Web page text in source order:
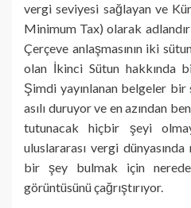
vergi seviyesi sağlayan ve
Minimum Tax) olarak
Çerçeve anlaşmasının iki
olan İkinci Sütun hakkında
Şimdi yayınlanan belgeler bir
asılı duruyor ve en azından
tutunacak hiçbir şeyi
uluslararası vergi
bir şey bulmak için
görüntüsünü çağrıştırıyor.